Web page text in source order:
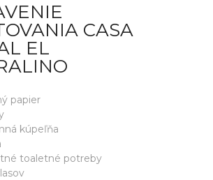
CASA
EL
papier
kúpeľňa
toaletné potreby